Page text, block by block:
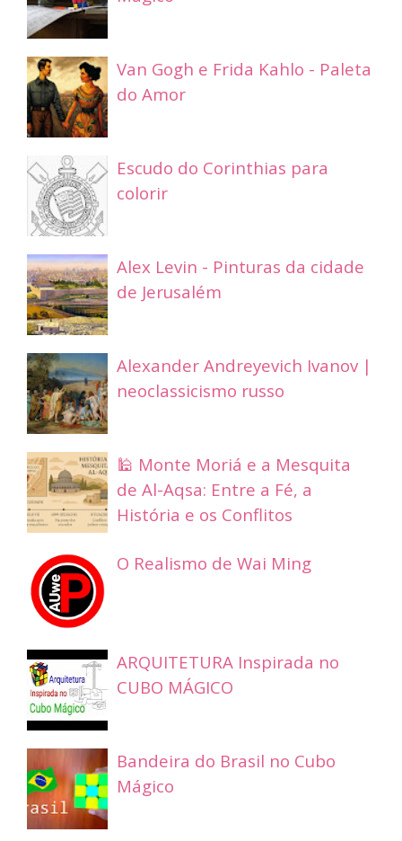
Van Gogh e Frida Kahlo - Paleta
do Amor
Escudo do Corinthias para
colorir
Alex Levin - Pinturas da cidade
de Jerusalém
Alexander Andreyevich Ivanov |
neoclassicismo russo
🕌 Monte Moriá e a Mesquita
de Al-Aqsa: Entre a Fé, a
História e os Conflitos
O Realismo de Wai Ming
ARQUITETURA Inspirada no
CUBO MÁGICO
Bandeira do Brasil no Cubo
Mágico